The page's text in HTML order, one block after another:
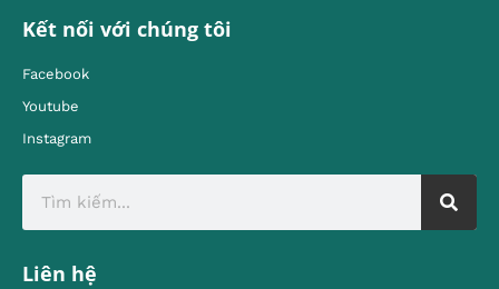
Kết nối với chúng tôi
Facebook
Youtube
Instagram
Liên hệ